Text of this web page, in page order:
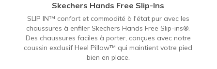
Skechers Hands Free Slip-Ins
SLIP IN™ confort et commodité à l'état pur avec les
chaussures à enfiler Skechers Hands Free Slip-ins®.
Des chaussures faciles à porter, conçues avec notre
coussin exclusif Heel Pillow™ qui maintient votre pied
bien en place.